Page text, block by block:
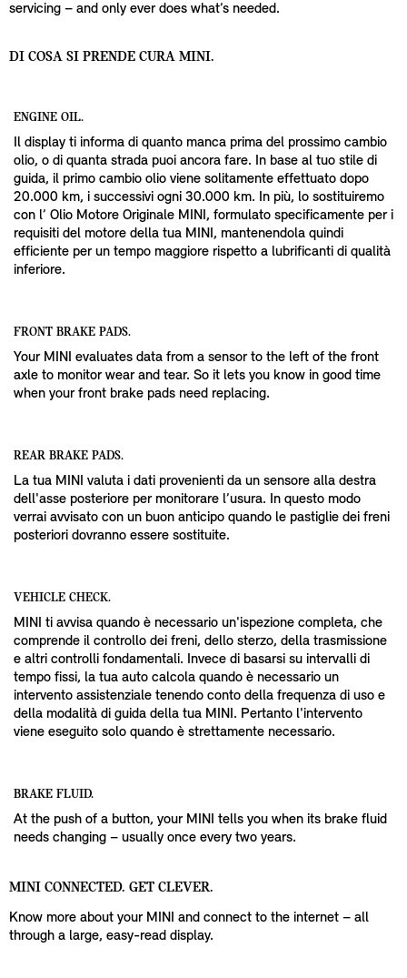
servicing – and only ever does what’s needed.
DI COSA SI PRENDE CURA MINI.
ENGINE OIL.
Il display ti informa di quanto manca prima del prossimo cambio
olio, o di quanta strada puoi ancora fare. In base al tuo stile di
guida, il primo cambio olio viene solitamente effettuato dopo
20.000 km, i successivi ogni 30.000 km. In più, lo sostituiremo
con l’ Olio Motore Originale MINI, formulato specificamente per i
requisiti del motore della tua MINI, mantenendola quindi
efficiente per un tempo maggiore rispetto a lubrificanti di qualità
inferiore.
FRONT BRAKE PADS.
Your MINI evaluates data from a sensor to the left of the front
axle to monitor wear and tear. So it lets you know in good time
when your front brake pads need replacing.
REAR BRAKE PADS.
La tua MINI valuta i dati provenienti da un sensore alla destra
dell'asse posteriore per monitorare l’usura. In questo modo
verrai avvisato con un buon anticipo quando le pastiglie dei freni
posteriori dovranno essere sostituite.
VEHICLE CHECK.
MINI ti avvisa quando è necessario un'ispezione completa, che
comprende il controllo dei freni, dello sterzo, della trasmissione
e altri controlli fondamentali. Invece di basarsi su intervalli di
tempo fissi, la tua auto calcola quando è necessario un
intervento assistenziale tenendo conto della frequenza di uso e
della modalità di guida della tua MINI. Pertanto l'intervento
viene eseguito solo quando è strettamente necessario.
BRAKE FLUID.
At the push of a button, your MINI tells you when its brake fluid
needs changing – usually once every two years.
MINI CONNECTED. GET CLEVER.
Know more about your MINI and connect to the internet – all
through a large, easy-read display.